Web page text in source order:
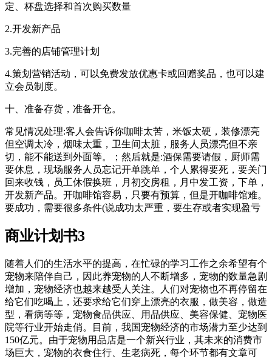
定、杯盘选择和首次购买数量
2.开发新产品
3.完善的店铺管理计划
4.策划营销活动，可以免费发放优惠卡或回赠奖品，也可以建
立会员制度。
十、准备存货，准备开仓。
常见情况处理:客人会告诉你咖啡太苦，米饭太硬，装修漂亮
但空调太冷，烟味太重，卫生间太脏，服务人员漂亮但不亲
切，能不能送到外面等。；然后就是:酒保需要请假，厨师需
要休息，现场服务人员忘记开单跳单，个人累得要死，要关门
回来收钱，员工休假换班，月初交房租，月中发工资，下单，
开发新产品。开咖啡馆容易，只要有预算，但是开咖啡馆难。
要成功，需要很多条件(说成功太严重，要生存或者实现盈亏
商业计划书3
随着人们的生活水平的提高，在忙碌的学习工作之余希望有个
宠物来陪伴自己，因此养宠物的人不断增多，宠物的数量急剧
增加，宠物经济也越来越受人关注。人们对宠物也不再停留在
给它们吃喝上，还要求给它们穿上漂亮的衣服，做美容，做造
型，看病等等，宠物食品供应、用品供应、美容保健、宠物医
院等行业开始走俏。目前，我国宠物经济的市场潜力至少达到
150亿元。由于宠物用品店是一个新兴行业，其未来的消费市
场巨大，宠物的衣食住行、生老病死，每个环节都有文章可